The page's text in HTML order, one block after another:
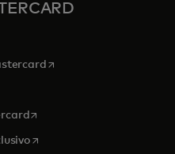
nueva
se abre en una pestaña
abre en una pestaña nueva
se abre en una pestaña
se abre en una pestaña